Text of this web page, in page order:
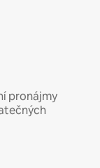
pronájmy